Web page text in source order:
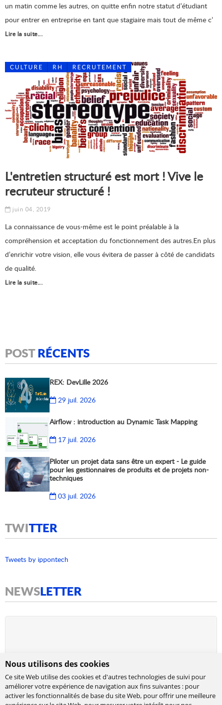
Nous utilisons des cookies
Ce site Web utilise des cookies et d'autres technologies de suivi pour
améliorer votre expérience de navigation aux fins suivantes : pour
activer les fonctionnalités de base du site Web, pour offrir une meilleure
un matin comme les autres, on quitte enfin notre statut d’étudiant
pour entrer en entreprise en tant que stagiaire mais tout de même c’
Lire la suite...
CULTURE RH RECRUTEMENT
L'entretien structuré est mort ! Vive le
recruteur structuré !
juin 04, 2019
La connaissance de vous-même est le point préalable à la
compréhension et acceptation du fonctionnement des autres.En plus
d’enrichir votre vision, elle vous évitera de passer à côté de candidats
de qualité.
Lire la suite...
POST RÉCENTS
REX: DevLille 2026
29 juil. 2026
Airflow : introduction au Dynamic Task Mapping
17 juil. 2026
Piloter un projet data sans être un expert - Le guide
pour les gestionnaires de produits et de projets non-
techniques
03 juil. 2026
TWITTER
Tweets by ippontech
NEWSLETTER